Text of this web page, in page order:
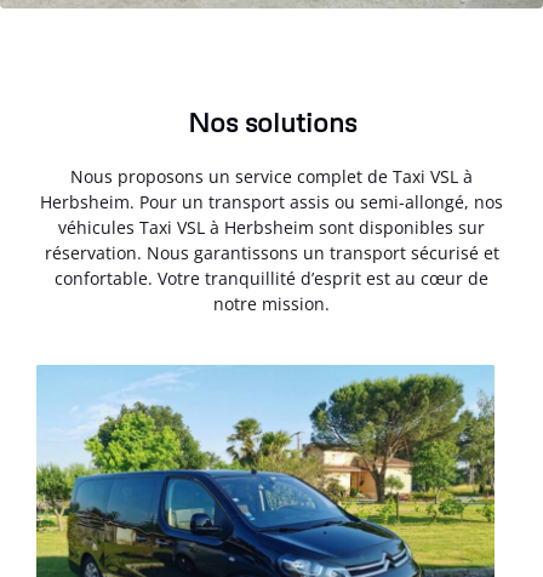
Nos solutions
Nous proposons un service complet de Taxi VSL à
Herbsheim. Pour un transport assis ou semi-allongé, nos
véhicules Taxi VSL à Herbsheim sont disponibles sur
réservation. Nous garantissons un transport sécurisé et
confortable. Votre tranquillité d’esprit est au cœur de
notre mission.